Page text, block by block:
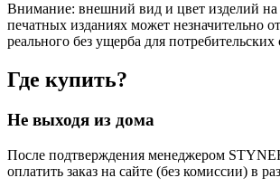
Внимание: внешний вид и цвет изделий на
печатных изданиях может незначительно
реального без ущерба для потребительских
Где купить?
Не выходя из дома
После подтверждения менеджером
оплатить заказ на сайте (без комиссии) в